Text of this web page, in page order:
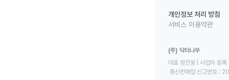
개인정보 처리 방침
서비스 이용약관
(주) 닥터나우
대표 정진웅 | 사업자
통신판매업 신고번호